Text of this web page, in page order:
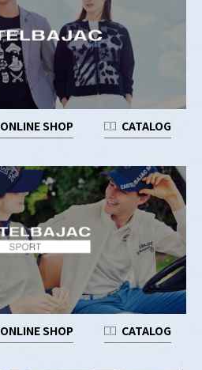
ONLINE SHOP CATALOG
ONLINE SHOP CATALOG